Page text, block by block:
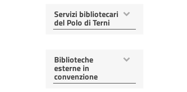
Mostra
voci
Servizi bibliotecari
del Polo di Terni
Mostra
voci
Biblioteche
esterne in
convenzione